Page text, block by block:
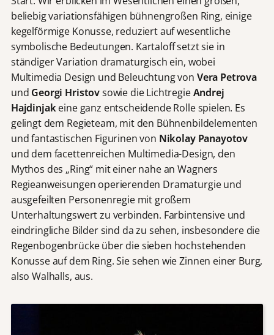
beliebig variationsfähigen bühnengroßen Ring, einige
kegelförmige Konusse, reduziert auf wesentliche
symbolische Bedeutungen. Kartaloff setzt sie in
ständiger Variation dramaturgisch ein, wobei
Multimedia Design und Beleuchtung von Vera Petrova
und Georgi Hristovsowie die LichtregieAndrej
Hajdinjakeine ganz entscheidende Rolle spielen. Es
gelingt dem Regieteam, mit den Bühnenbildelementen
und fantastischen Figurinen von Nikolay Panayotov
und dem facettenreichen Multimedia-Design, den
Mythos des „Ring“ mit einer nahe an Wagners
Regieanweisungen operierenden Dramaturgie und
ausgefeilten Personenregie mit großem
Unterhaltungswert zu verbinden. Farbintensive und
eindringliche Bilder sind da zu sehen, insbesondere die
Regenbogenbrücke über die sieben hochstehenden
Konusse auf dem Ring. Sie sehen wie Zinnen einer Burg,
also Walhalls, aus.